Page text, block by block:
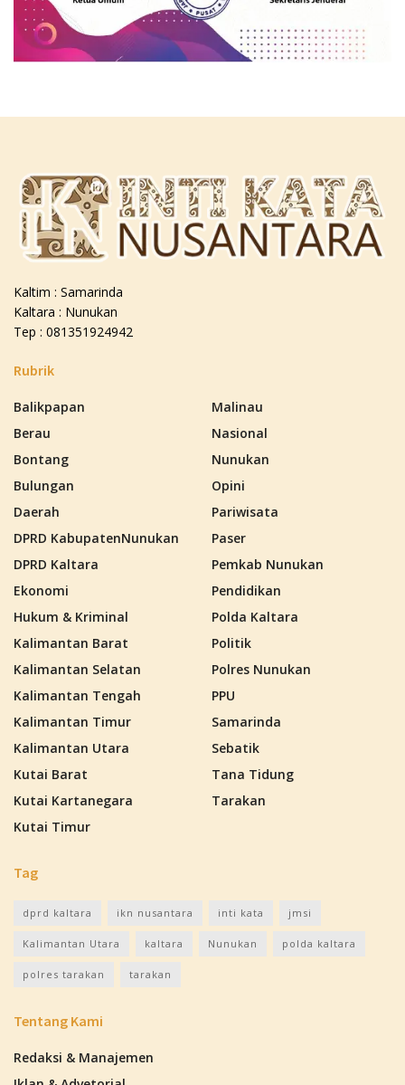
Kaltim : Samarinda
Kaltara : Nunukan
Tep : 081351924942
Rubrik
Balikpapan
Berau
Bontang
Bulungan
Daerah
DPRD KabupatenNunukan
DPRD Kaltara
Ekonomi
Hukum & Kriminal
Kalimantan Barat
Kalimantan Selatan
Kalimantan Tengah
Kalimantan Timur
Kalimantan Utara
Kutai Barat
Kutai Kartanegara
Kutai Timur
Malinau
Nasional
Nunukan
Opini
Pariwisata
Paser
Pemkab Nunukan
Pendidikan
Polda Kaltara
Politik
Polres Nunukan
PPU
Samarinda
Sebatik
Tana Tidung
Tarakan
Tag
dprd kaltara ikn nusantara inti kata jmsi
Kalimantan Utara kaltara Nunukan polda kaltara
polres tarakan tarakan
Tentang Kami
Redaksi & Manajemen